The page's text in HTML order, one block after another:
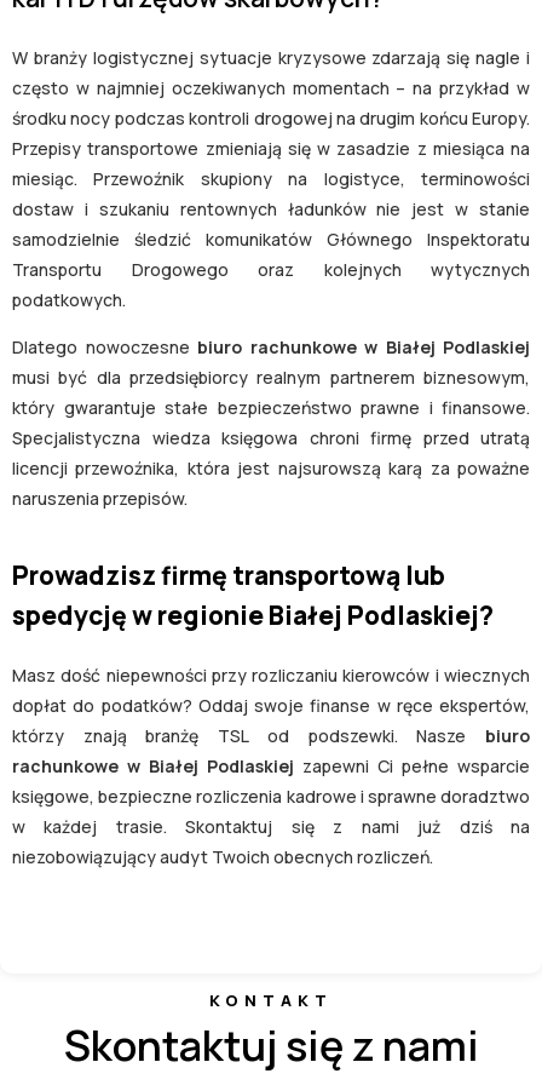
W branży logistycznej sytuacje kryzysowe zdarzają się nagle i
często w najmniej oczekiwanych momentach – na przykład w
środku nocy podczas kontroli drogowej na drugim końcu Europy.
Przepisy transportowe zmieniają się w zasadzie z miesiąca na
miesiąc. Przewoźnik skupiony na logistyce, terminowości
dostaw i szukaniu rentownych ładunków nie jest w stanie
samodzielnie śledzić komunikatów Głównego Inspektoratu
Transportu Drogowego oraz kolejnych wytycznych
podatkowych.
Dlatego nowoczesne biuro rachunkowe w Białej Podlaskiej
musi być dla przedsiębiorcy realnym partnerem biznesowym,
który gwarantuje stałe bezpieczeństwo prawne i finansowe.
Specjalistyczna wiedza księgowa chroni firmę przed utratą
licencji przewoźnika, która jest najsurowszą karą za poważne
naruszenia przepisów.
Prowadzisz firmę transportową lub
spedycję w regionie Białej Podlaskiej?
Masz dość niepewności przy rozliczaniu kierowców i wiecznych
dopłat do podatków? Oddaj swoje finanse w ręce ekspertów,
którzy znają branżę TSL od podszewki. Nasze biuro
rachunkowe w Białej Podlaskiej zapewni Ci pełne wsparcie
księgowe, bezpieczne rozliczenia kadrowe i sprawne doradztwo
w każdej trasie. Skontaktuj się z nami już dziś na
niezobowiązujący audyt Twoich obecnych rozliczeń.
KONTAKT
Skontaktuj się z nami